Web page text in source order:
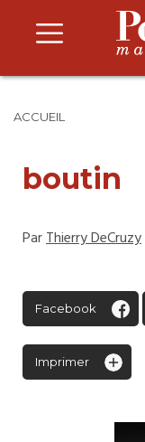
ACCUEIL
boutin
ParThierry DeCruzy
Facebook
Imprimer